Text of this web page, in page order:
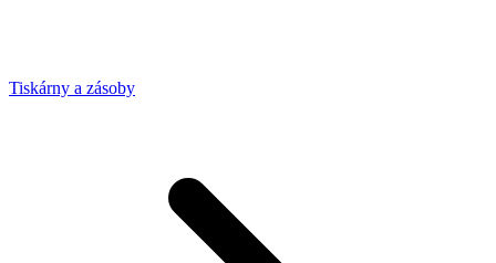
Tiskárny a zásoby